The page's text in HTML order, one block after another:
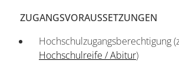
ZUGANGSVORAUSSETZUNGEN
Hochschulzugangsberechtigung
Hochschulreife / Abitur)